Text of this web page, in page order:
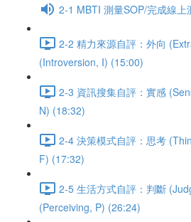
2-1 MBTI 測量SOP/完成線上
2-2 精力來源自評：外向
(Introversion, I) (15:00)
2-3 資訊搜集自評：實感
N) (18:32)
2-4 決策模式自評：思考
F) (17:32)
2-5 生活方式自評：判斷
(Perceiving, P) (26:24)